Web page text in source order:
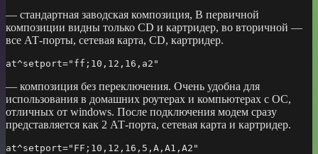
— стандартная заводская композиция, В первичной
композиции видны только CD и картридер, во вторичной —
все АТ-порты, сетевая карта, CD, картридер.
at^setport="ff;10,12,16,a2"
— композиция без переключения. Очень удобна для
использования в домашних роутерах и компьютерах с ОС,
отличных от windows. После подключения модем сразу
представляется как 2 АТ-порта, сетевая карта и картридер.
at^setport="FF;10,12,16,5,A,A1,A2"